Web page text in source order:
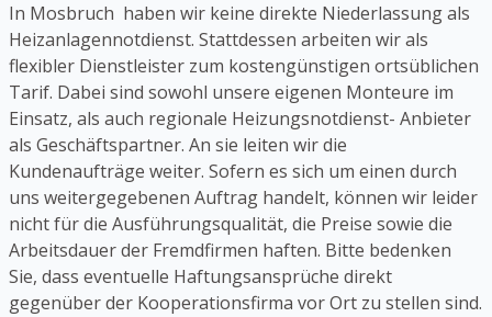
In Mosbruch haben wir keine direkte Niederlassung als
Heizanlagennotdienst. Stattdessen arbeiten wir als
flexibler Dienstleister zum kostengünstigen ortsüblichen
Tarif. Dabei sind sowohl unsere eigenen Monteure im
Einsatz, als auch regionale Heizungsnotdienst- Anbieter
als Geschäftspartner. An sie leiten wir die
Kundenaufträge weiter. Sofern es sich um einen durch
uns weitergegebenen Auftrag handelt, können wir leider
nicht für die Ausführungsqualität, die Preise sowie die
Arbeitsdauer der Fremdfirmen haften. Bitte bedenken
Sie, dass eventuelle Haftungsansprüche direkt
gegenüber der Kooperationsfirma vor Ort zu stellen sind.